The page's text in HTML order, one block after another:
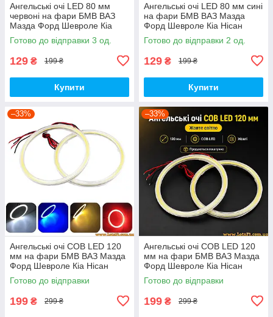
Ангельські очі LED 80 мм
червоні на фари БМВ ВАЗ
Мазда Форд Шевроле Кіа
Ніссан Опель УАЗ Рено
Шкода VW BMW
Готово до відправки 3 од.
129 ₴ 199 ₴
Купити
Ангельські очі LED 80 мм сині
на фари БМВ ВАЗ Мазда
Форд Шевроле Кіа Нісан
Опель УАЗ Рено Шкода VW
BMW
Готово до відправки 2 од.
129 ₴ 199 ₴
Купити
–33%
Ангельські очі COB LED 120
мм на фари БМВ ВАЗ Мазда
Форд Шевроле Кіа Нісан
Опель УАЗ Рено Шкода VW
BMW
Готово до відправки
199 ₴ 299 ₴
–33%
Ангельські очі COB LED 120
мм на фари БМВ ВАЗ Мазда
Форд Шевроле Кіа Нісан
Опель УАЗ Рено Шкода VW
BMW Жовті
Готово до відправки
199 ₴ 299 ₴